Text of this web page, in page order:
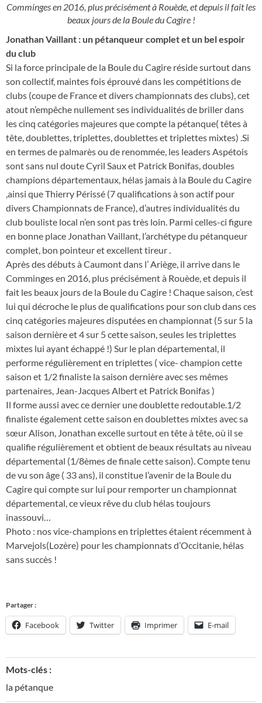
Comminges en 2016, plus précisément à Rouède, et depuis il fait les
beaux jours de la Boule du Cagire !
Jonathan Vaillant : un pétanqueur complet et un bel espoir
du club
Si la force principale de la Boule du Cagire réside surtout dans
son collectif, maintes fois éprouvé dans les compétitions de
clubs (coupe de France et divers championnats des clubs), cet
atout n’empêche nullement ses individualités de briller dans
les cinq catégories majeures que compte la pétanque( têtes à
tête, doublettes, triplettes, doublettes et triplettes mixtes) .Si
en termes de palmarès ou de renommée, les leaders Aspétois
sont sans nul doute Cyril Saux et Patrick Bonifas, doubles
champions départementaux, hélas jamais à la Boule du Cagire
,ainsi que Thierry Périssé (7 qualifications à son actif pour
divers Championnats de France), d’autres individualités du
club bouliste local n’en sont pas très loin. Parmi celles-ci figure
en bonne place Jonathan Vaillant, l’archétype du pétanqueur
complet, bon pointeur et excellent tireur .
Après des débuts à Caumont dans l’ Ariège, il arrive dans le
Comminges en 2016, plus précisément à Rouède, et depuis il
fait les beaux jours de la Boule du Cagire ! Chaque saison, c’est
lui qui décroche le plus de qualifications pour son club dans ces
cinq catégories majeures disputées en championnat (5 sur 5 la
saison dernière et 4 sur 5 cette saison, seules les triplettes
mixtes lui ayant échappé !) Sur le plan départemental, il
performe régulièrement en triplettes ( vice- champion cette
saison et 1/2 finaliste la saison dernière avec ses mêmes
partenaires, Jean-Jacques Albert et Patrick Bonifas )
Il forme aussi avec ce dernier une doublette redoutable.1/2
finaliste également cette saison en doublettes mixtes avec sa
sœur Alison, Jonathan excelle surtout en tête à tête, où il se
qualifie régulièrement et obtient de beaux résultats au niveau
départemental (1/8èmes de finale cette saison). Compte tenu
de vu son âge ( 33 ans), il constitue l’avenir de la Boule du
Cagire qui compte sur lui pour remporter un championnat
départemental, ce vieux rêve du club hélas toujours
inassouvi…
Photo : nos vice-champions en triplettes étaient récemment à
Marvejols(Lozère) pour les championnats d’Occitanie, hélas
sans succès !
Partager :
Facebook Twitter Imprimer E-mail
Mots-clés :
la pétanque